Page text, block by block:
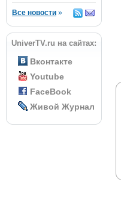
Все новости »
UniverTV.ru на сайтах:
Вконтакте
Youtube
FaceBook
Живой Журнал